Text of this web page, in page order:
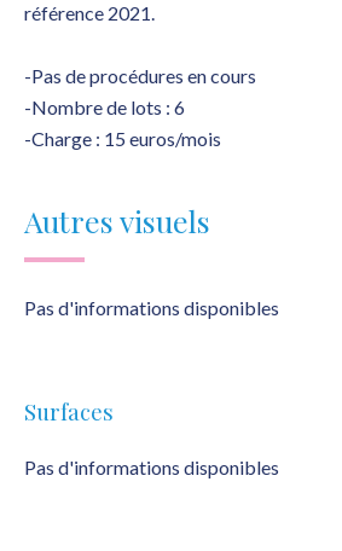
référence 2021.
-Pas de procédures en cours
-Nombre de lots : 6
-Charge : 15 euros/mois
Autres visuels
Pas d'informations disponibles
Surfaces
Pas d'informations disponibles